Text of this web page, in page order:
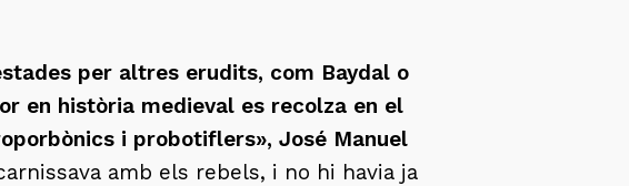
per altres erudits, com Baydal o
en història medieval es recolza en el
i probotiflers», José Manuel
amb els rebels, i no hi havia ja